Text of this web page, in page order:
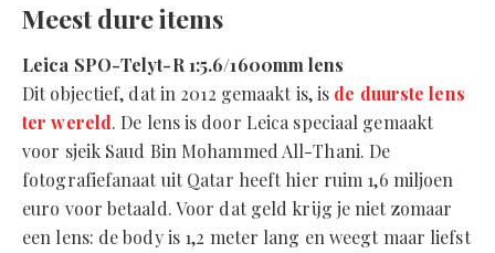
Meest dure items
Leica SPO-Telyt-R 1:5.6/1600mm lens
Dit objectief, dat in 2012 gemaakt is, is de duurste lens
ter wereld. De lens is door Leica speciaal gemaakt
voor sjeik Saud Bin Mohammed All-Thani. De
fotografiefanaat uit Qatar heeft hier ruim 1,6 miljoen
euro voor betaald. Voor dat geld krijg je niet zomaar
een lens: de body is 1,2 meter lang en weegt maar liefst